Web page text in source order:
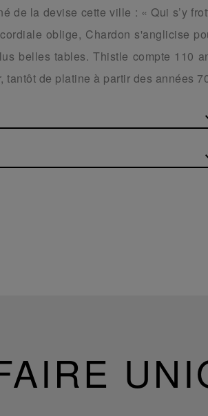
de la devise cette ville : « Qui s’y
oblige, Chardon s'anglicise
belles tables. Thistle compte 110
tantôt de platine à partir des années